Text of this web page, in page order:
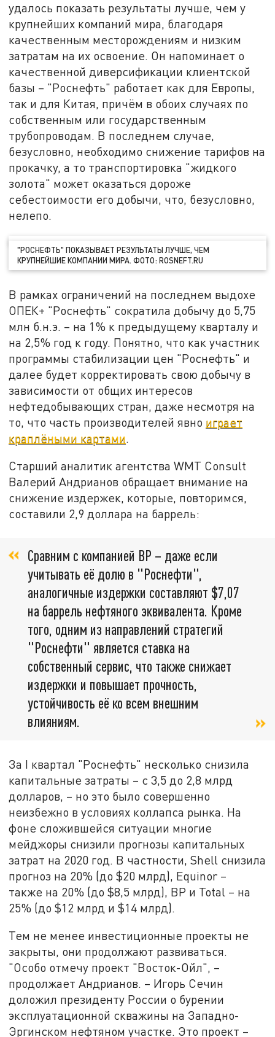
удалось показать результаты лучше, чем у
крупнейших компаний мира, благодаря
качественным месторождениям и низким
затратам на их освоение. Он напоминает о
качественной диверсификации клиентской
базы – "Роснефть" работает как для Европы,
так и для Китая, причём в обоих случаях по
собственным или государственным
трубопроводам. В последнем случае,
безусловно, необходимо снижение тарифов на
прокачку, а то транспортировка "жидкого
золота" может оказаться дороже
себестоимости его добычи, что, безусловно,
нелепо.
"РОСНЕФТЬ" ПОКАЗЫВАЕТ РЕЗУЛЬТАТЫ ЛУЧШЕ, ЧЕМ
КРУПНЕЙШИЕ КОМПАНИИ МИРА. ФОТО: ROSNEFT.RU
В рамках ограничений на последнем выдохе
ОПЕК+ "Роснефть" сократила добычу до 5,75
млн б.н.э. – на 1% к предыдущему кварталу и
на 2,5% год к году. Понятно, что как участник
программы стабилизации цен "Роснефть" и
далее будет корректировать свою добычу в
зависимости от общих интересов
нефтедобывающих стран, даже несмотря на
то, что часть производителей явно играет
краплёными картами
Старший аналитик агентства WMT Consult
Валерий Андрианов обращает внимание на
снижение издержек, которые, повторимся,
составили 2,9 доллара на баррель:
Сравним с компанией BP – даже если
учитывать её долю в "Роснефти",
аналогичные издержки составляют $7,07
на баррель нефтяного эквивалента. Кроме
того, одним из направлений стратегий
"Роснефти" является ставка на
собственный сервис, что также снижает
издержки и повышает прочность,
устойчивость её ко всем внешним
влияниям.
За I квартал "Роснефть" несколько снизила
капитальные затраты – с 3,5 до 2,8 млрд
долларов, – но это было совершенно
неизбежно в условиях коллапса рынка. На
фоне сложившейся ситуации многие
мейджоры снизили прогнозы капитальных
затрат на 2020 год. В частности, Shell снизила
прогноз на 20% (до $20 млрд), Equinor –
также на 20% (до $8,5 млрд), BP и Total – на
25% (до $12 млрд и $14 млрд).
Тем не менее инвестиционные проекты не
закрыты, они продолжают развиваться.
"Особо отмечу проект "Восток-Ойл", –
продолжает Андрианов. – Игорь Сечин
доложил президенту России о бурении
эксплуатационной скважины на Западно-
Эргинском нефтяном участке. Это проект –